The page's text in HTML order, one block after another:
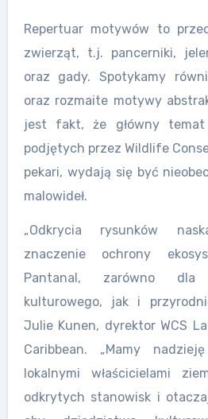
Repertuar motywów to
zwierząt, t.j. pancerniki,
oraz gady. Spotykamy
oraz rozmaite motywy
jest fakt, że główny temat
podjętych przez Wildlife
pekari, wydają się być
malowideł.
„Odkrycia rysunków
znaczenie ochrony
Pantanal, zarówno
kulturowego, jak i
Julie Kunen, dyrektor WCS
Caribbean. „Mamy
lokalnymi właścicielami
odkrytych stanowisk i